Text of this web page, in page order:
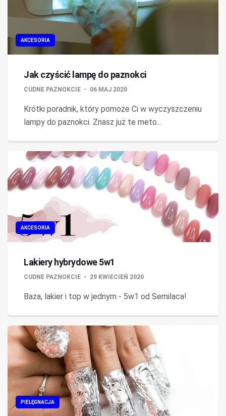
AKCESORIA
Jak czyścić lampę do paznokci
CUDNE PAZNOKCIE 06 MAJ 2020
Krótki poradnik, który pomoże Ci w wyczyszczeniu
lampy do paznokci. Znasz już te meto...
AKCESORIA
Lakiery hybrydowe 5w1
CUDNE PAZNOKCIE 29 KWIECIEŃ 2020
Baza, lakier i top w jednym - 5w1 od Semilaca!
PIELĘGNACJA